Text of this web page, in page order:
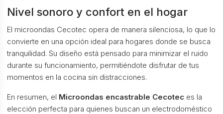
Nivel sonoro y confort en el hogar
El microondas Cecotec opera de manera silenciosa, lo que lo
convierte en una opción ideal para hogares donde se busca
tranquilidad. Su diseño está pensado para minimizar el ruido
durante su funcionamiento, permitiéndote disfrutar de tus
momentos en la cocina sin distracciones.
En resumen, el Microondas encastrable Cecotec es la
elección perfecta para quienes buscan un electrodoméstico